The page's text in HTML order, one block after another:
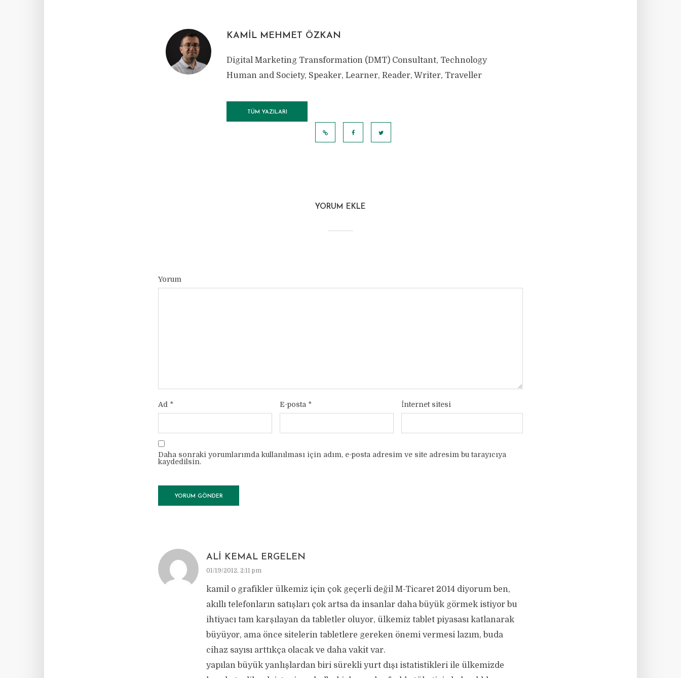
KAMIL MEHMET ÖZKAN
Digital Marketing Transformation (DMT) Consultant, Technology
Human and Society, Speaker, Learner, Reader, Writer, Traveller
TÜM YAZILARI
YORUM EKLE
Yorum
Ad * E-posta * İnternet sitesi
Daha sonraki yorumlarımda kullanılması için adım, e-posta adresim ve site adresim bu tarayıcıya
kaydedilsin.
ALI KEMAL ERGELEN
01/19/2012, 2:11 pm
kamil o grafikler ülkemiz için çok geçerli değil M-Ticaret 2014 diyorum ben,
akıllı telefonların satışları çok artsa da insanlar daha büyük görmek istiyor bu
ihtiyacı tam karşılayan da tabletler oluyor, ülkemiz tablet piyasası katlanarak
büyüyor, ama önce sitelerin tabletlere gereken önemi vermesi lazım, buda
cihaz sayısı arttıkça olacak ve daha vakit var.
yapılan büyük yanlışlardan biri sürekli yurt dışı istatistikleri ile ülkemizde